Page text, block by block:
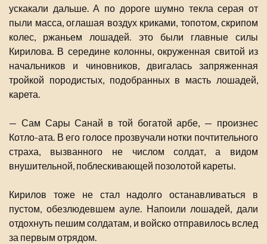
ускакали дальше. А по дороге шумно текла серая от
пыли масса, оглашая воздух криками, топотом, скрипом
колес, ржаньем лошадей. это были главные силы
Кирилова. В середине колонны, окруженная свитой из
начальников и чиновников, двигалась запряженная
тройкой породистых, подобранных в масть лошадей,
карета.
— Сам Сары Санай в той богатой арбе, — произнес
Котло-ата. В его голосе прозвучали нотки почтительного
страха, вызванного не числом солдат, а видом
внушительной, поблескивающей позолотой кареты.
Кирилов тоже не стал надолго останавливаться в
пустом, обезлюдевшем ауле. Напоили лошадей, дали
отдохнуть пешим солдатам, и войско отправилось вслед
за первым отрядом.